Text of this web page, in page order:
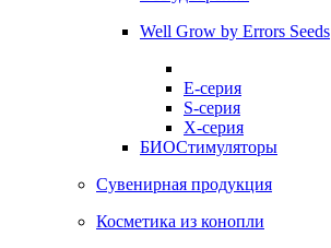
Well Grow by Errors Seeds
E-серия
S-серия
X-серия
БИОСтимуляторы
Сувенирная продукция
Косметика из конопли